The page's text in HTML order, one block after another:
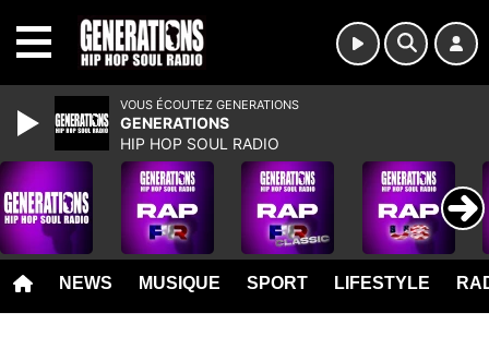
NEWS MUSIQUE SPORT LIFESTYLE
VOUS ÉCOUTEZ GENERATIONS
GENERATIONS
HIP HOP SOUL RADIO